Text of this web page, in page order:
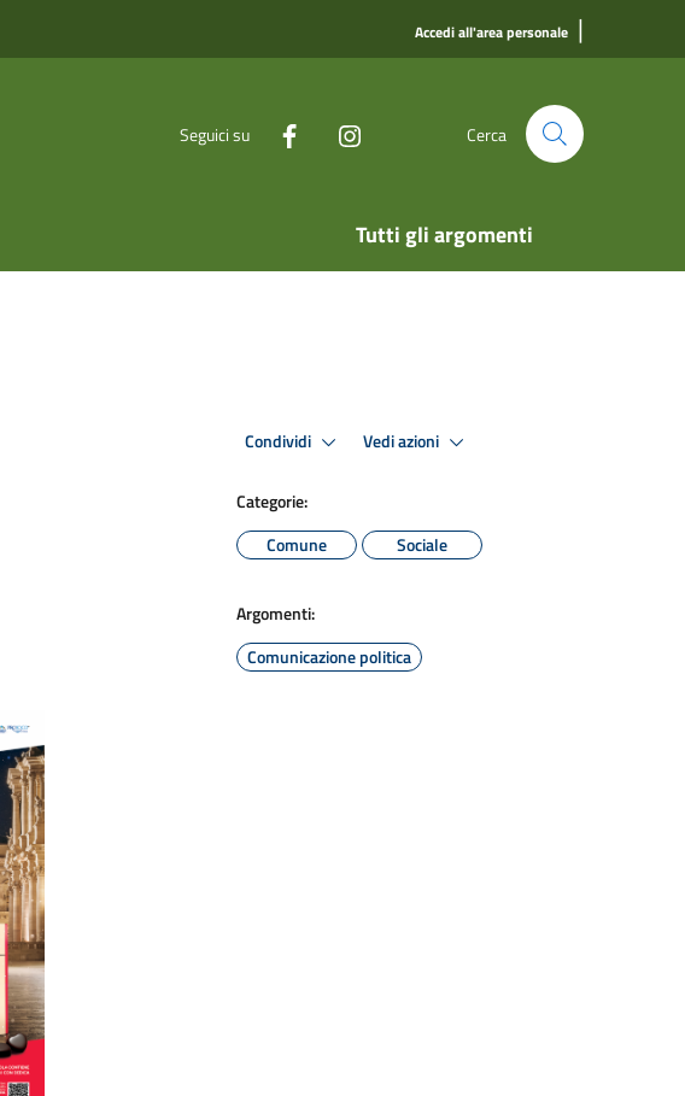
Accedi all'area personale |
Seguici su Cerca
Tutti gli argomenti
Condividi Vedi azioni
Categorie:
Comune
Sociale
Argomenti:
Comunicazione politica